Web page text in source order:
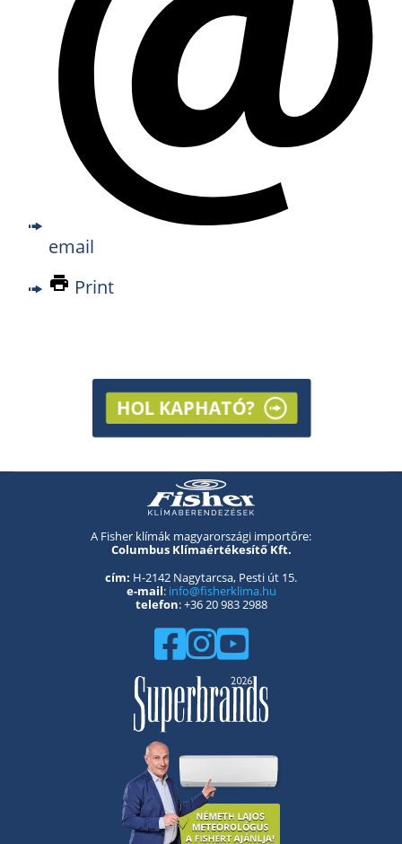
email
Print
HOL KAPHATÓ?
A Fisher klímák magyarországi importőre:
Columbus Klímaértékesítő Kft.
cím: H-2142 Nagytarcsa, Pesti út 15.
e-mail: info@fisherklima.hu
telefon: +36 20 983 2988